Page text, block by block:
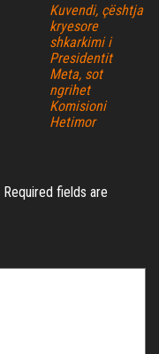
Kuvendi, çështja
kryesore
shkarkimi i
Presidentit
Meta, sot
ngrihet
Komisioni
Hetimor
Required fields are